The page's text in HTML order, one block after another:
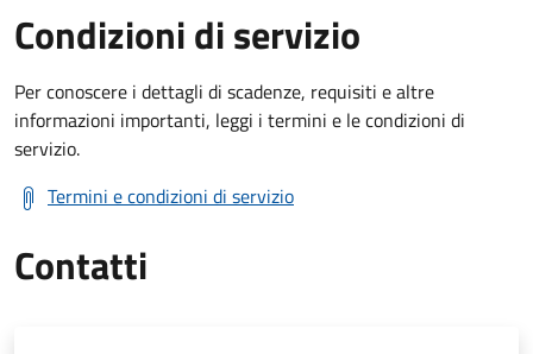
Condizioni di servizio
Per conoscere i dettagli di scadenze, requisiti e altre
informazioni importanti, leggi i termini e le condizioni di
servizio.
Termini e condizioni di servizio
Contatti